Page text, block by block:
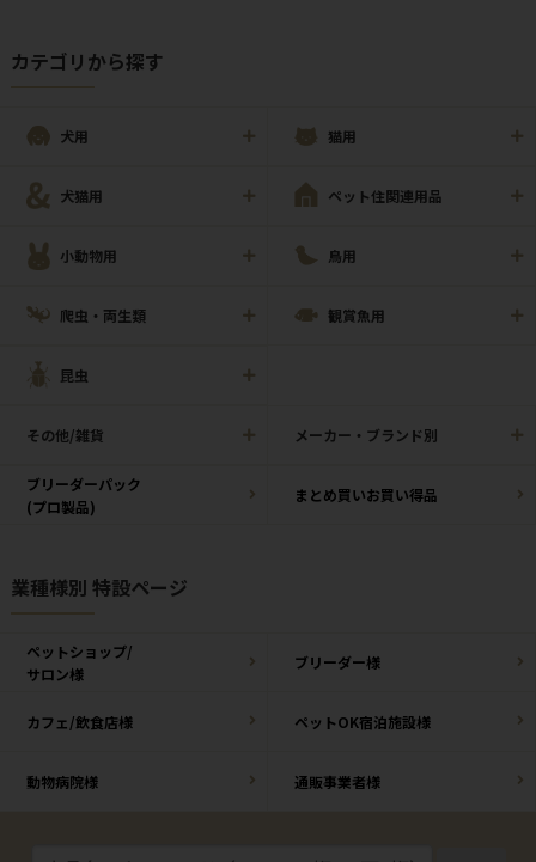
カテゴリから探す
犬用 猫用
犬猫用 ペット住関連用品
小動物用 鳥用
爬虫・両生類 観賞魚用
昆虫
その他/雑貨 メーカー・ブランド別
ブリーダーパック
(プロ製品)
まとめ買いお買い得品
業種様別 特設ページ
ペットショップ/
サロン様
ブリーダー様
カフェ/飲食店様 ペットOK宿泊施設様
動物病院様 通販事業者様